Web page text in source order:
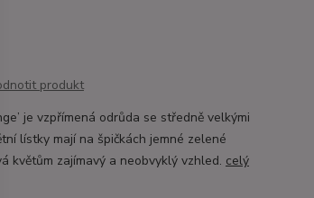
produkt
je vzpřímená odrůda se středně velkými
lístky mají na špičkách jemné zelené
květům zajímavý a neobvyklý vzhled. celý